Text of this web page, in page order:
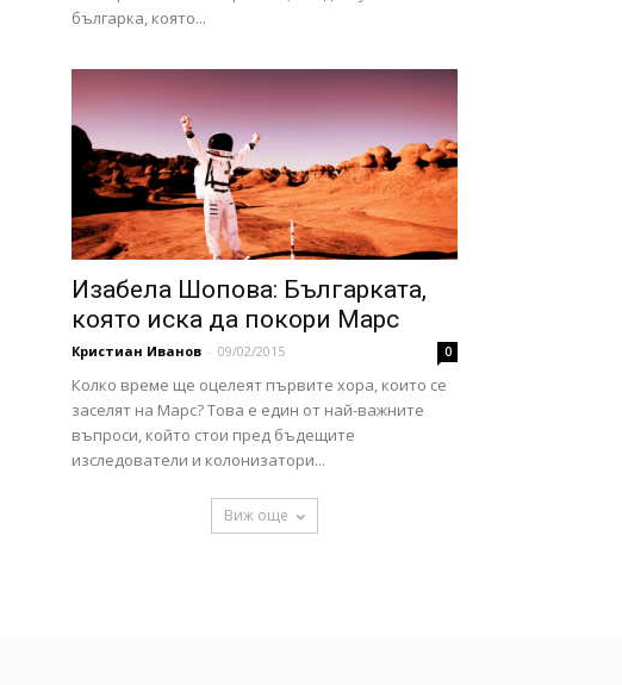
българка, която...
Изабела Шопова: Българката,
която иска да покори Марс
Кристиан Иванов - 09/02/2015 0
Колко време ще оцелеят първите хора, които се
заселят на Марс? Това е един от най-важните
въпроси, който стои пред бъдещите
изследователи и колонизатори...
Виж още